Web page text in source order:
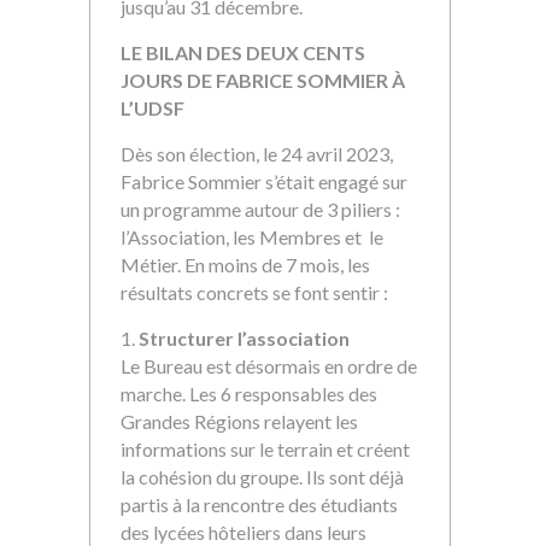
jusqu’au 31 décembre.
LE BILAN DES DEUX CENTS
JOURS DE FABRICE SOMMIER À
L’UDSF
Dès son élection, le 24 avril 2023,
Fabrice Sommier s’était engagé sur
un programme autour de 3 piliers :
l’Association, les Membres et le
Métier. En moins de 7 mois, les
résultats concrets se font sentir :
Structurer l’association
Le Bureau est désormais en ordre de
marche. Les 6 responsables des
Grandes Régions relayent les
informations sur le terrain et créent
la cohésion du groupe. Ils sont déjà
partis à la rencontre des étudiants
des lycées hôteliers dans leurs